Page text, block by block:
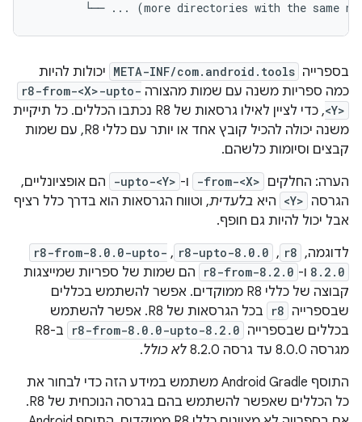
בספרייה META-INF/com.android.tools יכולות להיות
כמה ספריות משנה עם שמות מהצורה r8-from-<X>-upto-
<Y>
, כדי לציין לאילו גרסאות של R8 נכתבו הכללים. כל תיקיית
משנה יכולה להכיל קובץ אחד או יותר עם כללי R8, עם שמות
קבצים וסיומות כלשהם.
הערה: החלקים -from-<X> ו- -upto-<Y>
הם אופציונליים,
הגרסה <Y> היא בלעדית, וטווח הגרסאות הוא בדרך כלל רציף
אבל יכול להיות גם חופף.
לדוגמה, r8
,‏
r8-upto-8.0.0
,‏
r8-from-8.0.0-upto-
8.2.0 ו- r8-from-8.2.0
הם שמות של ספריות שמייצגות
קבוצה של כללי R8 ממוקדים. אפשר להשתמש בכללים
שבספרייה r8
בכל הגרסאות של R8. אפשר להשתמש
בכללים שבספרייה r8-from-8.0.0-upto-8.2.0
ב-R8
מגרסה 8.0.0 עד גרסה 8.2.0
לא כולל.
התוסף Android Gradle משתמש במידע הזה כדי לבחור את
כל הכללים שאפשר להשתמש בהם בגרסה הנוכחית של R8.